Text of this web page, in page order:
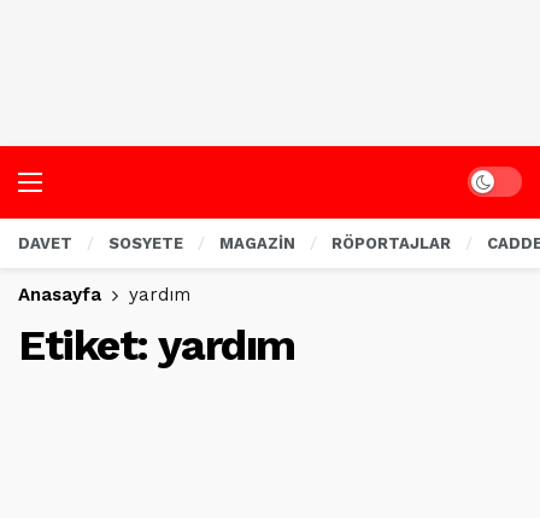
Dark
DAVET SOSYETE MAGAZİN RÖPORTAJLAR
Anasayfa yardım
Etiket:yardım